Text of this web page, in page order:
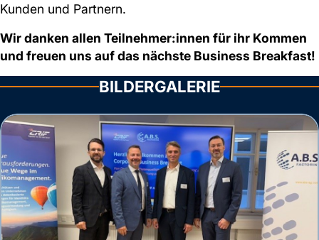
Kunden und Partnern.
Wir danken allen Teilnehmer:innen für ihr Kommen
und freuen uns auf das nächste Business Breakfast!
BILDERGALERIE